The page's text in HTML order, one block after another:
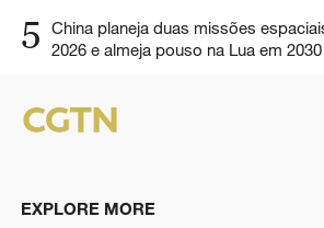
5
China planeja duas missões
2026 e almeja pouso na Lua em 2030
EXPLORE MORE